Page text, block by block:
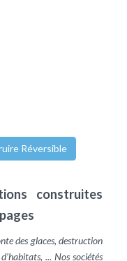
Réversible
construites
des glaces, destruction
... Nos sociétés